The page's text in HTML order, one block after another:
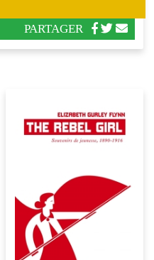
PARTAGER